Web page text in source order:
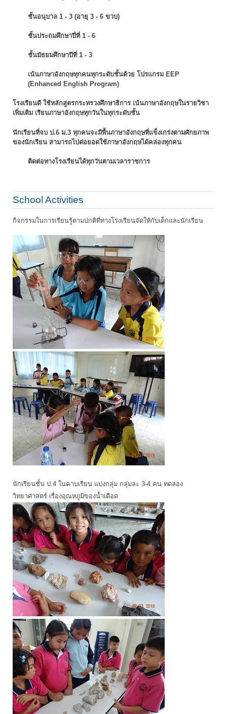
ชั้นอนุบาล 1 - 3 (อายุ 3 - 6 ขวบ)
ชั้นประถมศึกษาปี่ที่ 1 - 6
ชั้นมัธยมศึกษาปีที่ 1 - 3
เน้นภาษาอังกฤษทุกคนทุกระดับชั้นด้วย โปรแกรม EEP
(Enhanced English Program)
โรงเรียนดี ใช้หลักสูตรกระทรวงศึกษาธิการ เน้นภาษาอังกฤษในรายวิชา
เพิ่มเติม เรียนภาษาอังกฤษทุกวันในทุกระดับชั้น
นักเรียนที่จบ ป.6 ม.3 ทุกคนจะมีพื้นภาษาอังกฤษที่แข็งเกร่งตามศักยภาพ
ของนักเรียน สามารถไปต่อยอดใช้ภาษาอังกฤษได้คล่องทุกคน
ติดต่อทางโรงเรียนได้ทุกวันตามเวลาราชการ
School Activities
กิจกรรมในการเรียนรู้ตามปกติที่ทางโรงเรียนจัดให้กับเด็กและนักเรียน
นักเรียนชั้น ป.4 ในคาบเรียน แบ่งกลุ่ม กลุ่มละ 3-4 คน ทดลอง
วิทยาศาสตร์ เรื่องอุณหภูมิของน้ำเดือด